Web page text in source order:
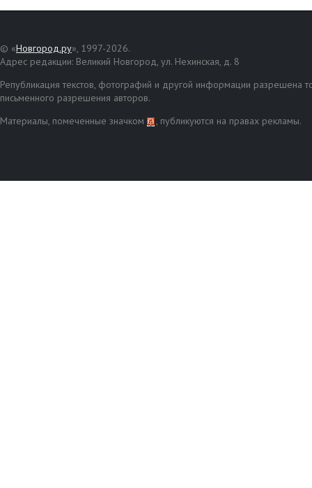
© «Новгород.ру», 1997-2026.
Адрес редакции: Великий Новгород, ул. Нехинская, д. 8
Републикация текстов, фотографий и другой информации разрешена
письменного разрешения авторов.
Материалы, помеченные значком
, публикуются на правах рекламы.